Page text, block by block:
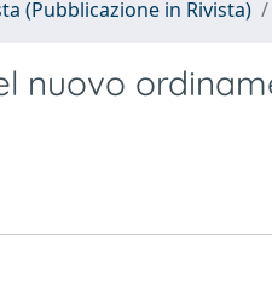
(Pubblicazione in Rivista)
nuovo